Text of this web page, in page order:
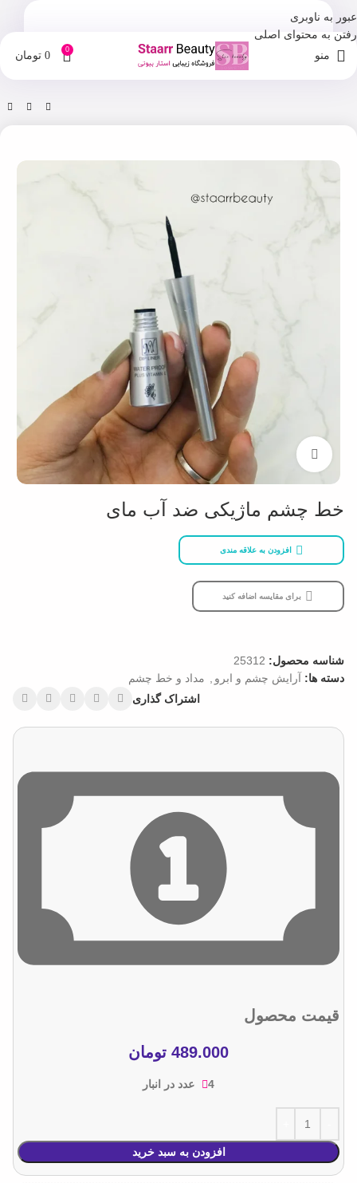
عبور به ناوبری
رفتن به محتوای اصلی
منو 0
0 تومان
خانه آرایش چشم و ابرو
بزرگنمایی تصویر
خط چشم ماژیکی ضد آب مای
افزودن به علاقه مندی
برای مقایسه اضافه کنید
شناسه محصول: 25312
دسته ها: آرایش چشم و ابرو
مداد و خط چشم
اشتراک گذاری
قیمت محصول
489.000 تومان
4 عدد در انبار
افزودن به سبد خرید